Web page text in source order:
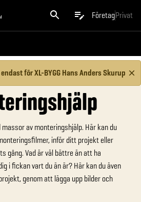
FöretagPrivat
för XL-BYGG Hans Anders Skurup
massor av monteringshjälp. Här kan du
inför ditt projekt eller
gång. Vad är väl bättre än att ha
i fickan vart du än är? Här kan du även
genom att lägga upp bilder och